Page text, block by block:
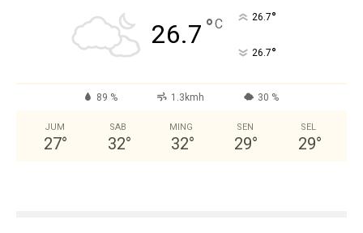
26.7 °C 26.7°
26.7°
89 % 1.3kmh 30 %
JUM
27°
SAB
32°
MING
32°
SEN
29°
SEL
29°